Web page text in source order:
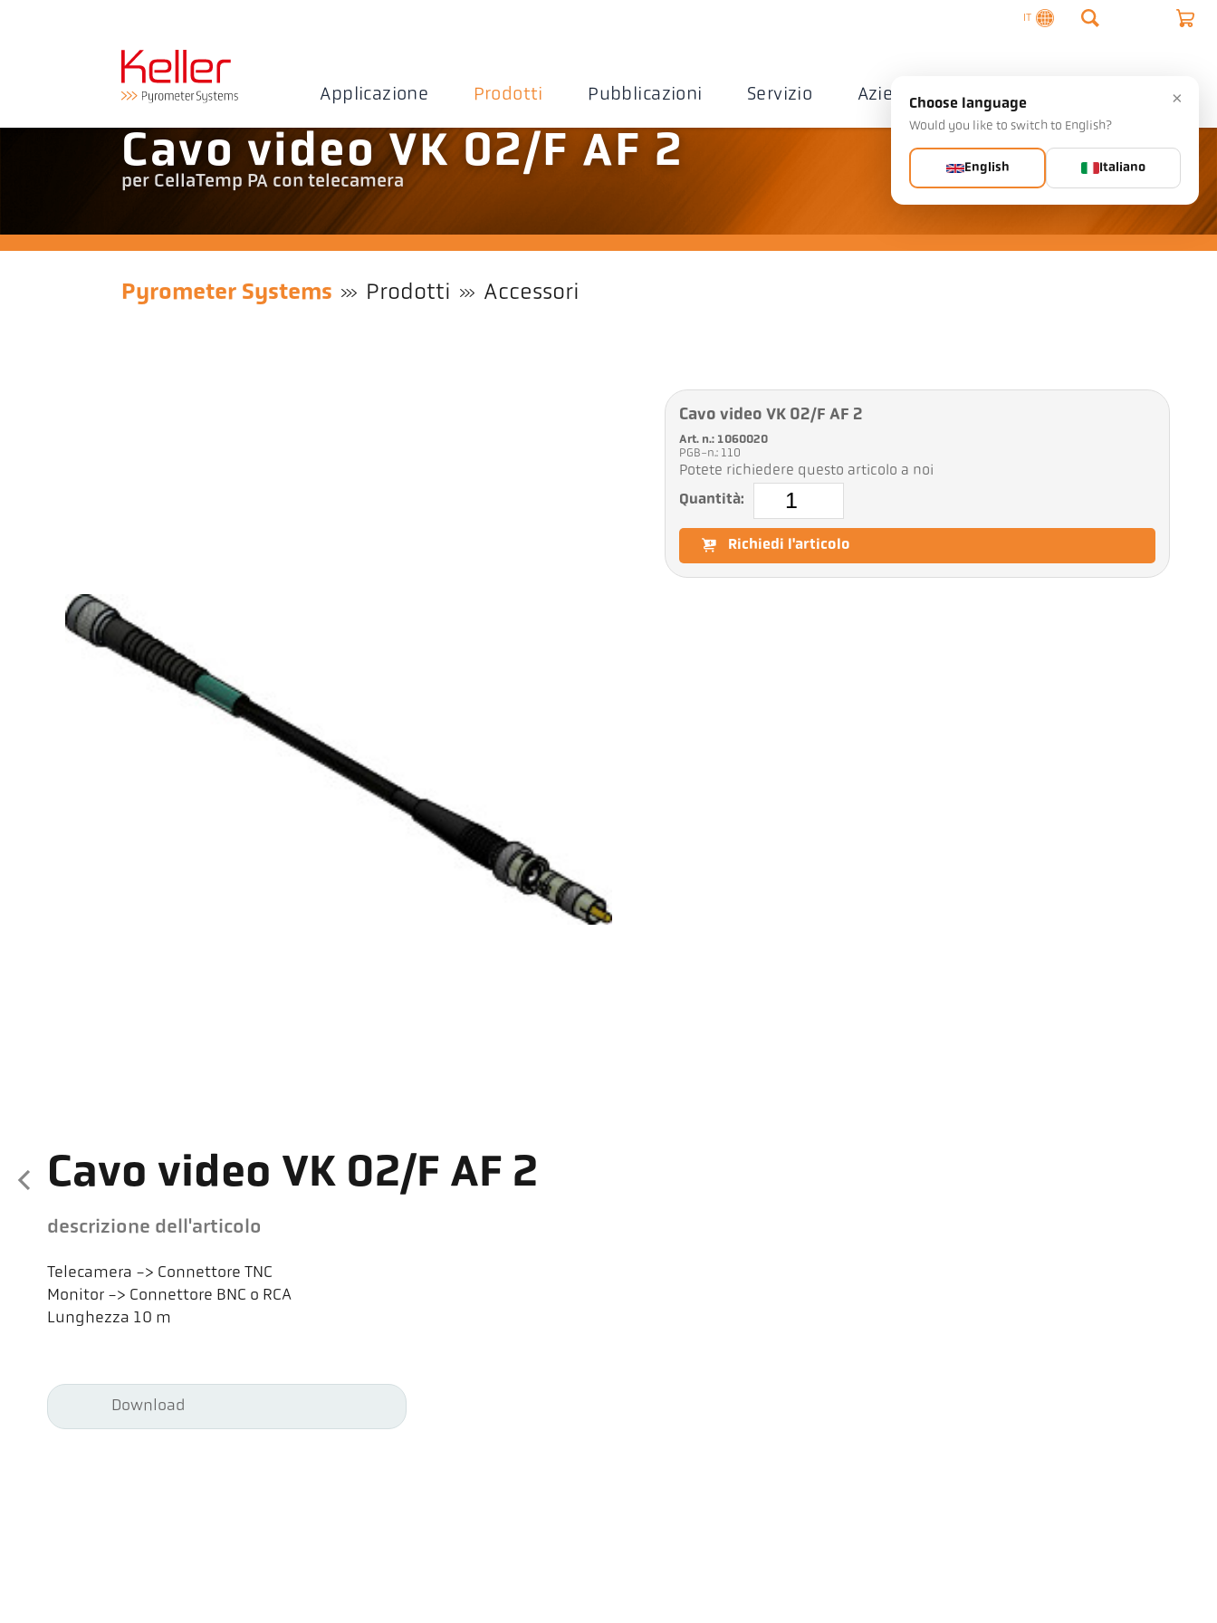
IT
Applicazione Prodotti Pubblicazioni Servizio Azienda Contatto
Cavo video VK 02/F AF 2
per CellaTemp PA con telecamera
Pyrometer Systems Prodotti Accessori
Cavo video VK 02/F AF 2
descrizione dell'articolo
Telecamera -> Connettore TNC
Monitor -> Connettore BNC o RCA
Lunghezza 10 m
Cavo video VK 02/F AF 2
Art. n.: 1060020
PGB-n.: 110
Potete richiedere questo articolo a noi
Quantità:
Richiedi l'articolo
Download
×
Choose language
Would you like to switch to English?
English Italiano